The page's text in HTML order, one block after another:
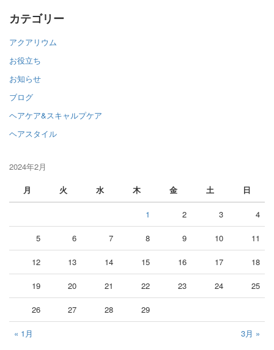
カテゴリー
アクアリウム
お役立ち
お知らせ
ブログ
ヘアケア&スキャルプケア
ヘアスタイル
2024年2月
月
火 水 木 金 土 日
« 1月 3月 »
1 2 3 4
5 6 7 8 9 10 11
12 13 14 15 16 17 18
19 20 21 22 23 24 25
26 27 28 29